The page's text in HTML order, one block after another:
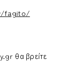
fagito/
θα βρείτε